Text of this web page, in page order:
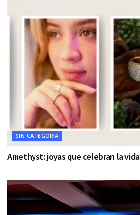
SIN CATEGORÍA
Amethyst: joyas que celebran la vida